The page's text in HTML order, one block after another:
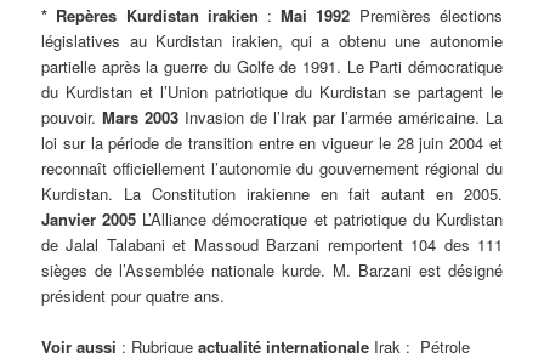
* Repères Kurdistan irakien :Mai 1992 Premières élections
législatives au Kurdistan irakien, qui a obtenu une autonomie
partielle après la guerre du Golfe de 1991. Le Parti démocratique
du Kurdistan et l’Union patriotique du Kurdistan se partagent le
pouvoir.Mars 2003 Invasion de l’Irak par l’armée américaine. La
loi sur la période de transition entre en vigueur le 28 juin 2004 et
reconnaît officiellement l’autonomie du gouvernement régional du
Kurdistan. La Constitution irakienne en fait autant en 2005.
Janvier 2005 L’Alliance démocratique et patriotique du Kurdistan
de Jalal Talabani et Massoud Barzani remportent 104 des 111
sièges de l’Assemblée nationale kurde. M. Barzani est désigné
président pour quatre ans.
Voir aussi : Rubriqueactualité internationale Irak : Pétrole